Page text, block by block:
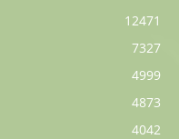
12471
7327
4999
4873
4042